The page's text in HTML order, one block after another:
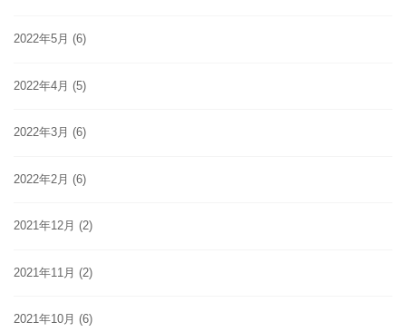
2022年5月 (6)
2022年4月 (5)
2022年3月 (6)
2022年2月 (6)
2021年12月 (2)
2021年11月 (2)
2021年10月 (6)